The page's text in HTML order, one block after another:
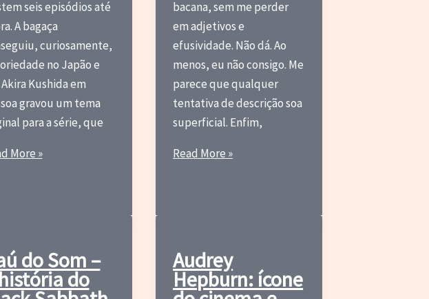
seis episódios até
A bagaça
curiosamente,
no Japão e
Kushida em
gravou um tema
para a série, que
More »
bacana, sem me perder
em adjetivos e
efusividade. Não dá. Ao
menos, eu não consigo. Me
parece que qualquer
tentativa de descrição soa
superficial. Enfim,
CPR
Metal!
Read More »
do Som –
do
Audrey
Hepburn: ícone